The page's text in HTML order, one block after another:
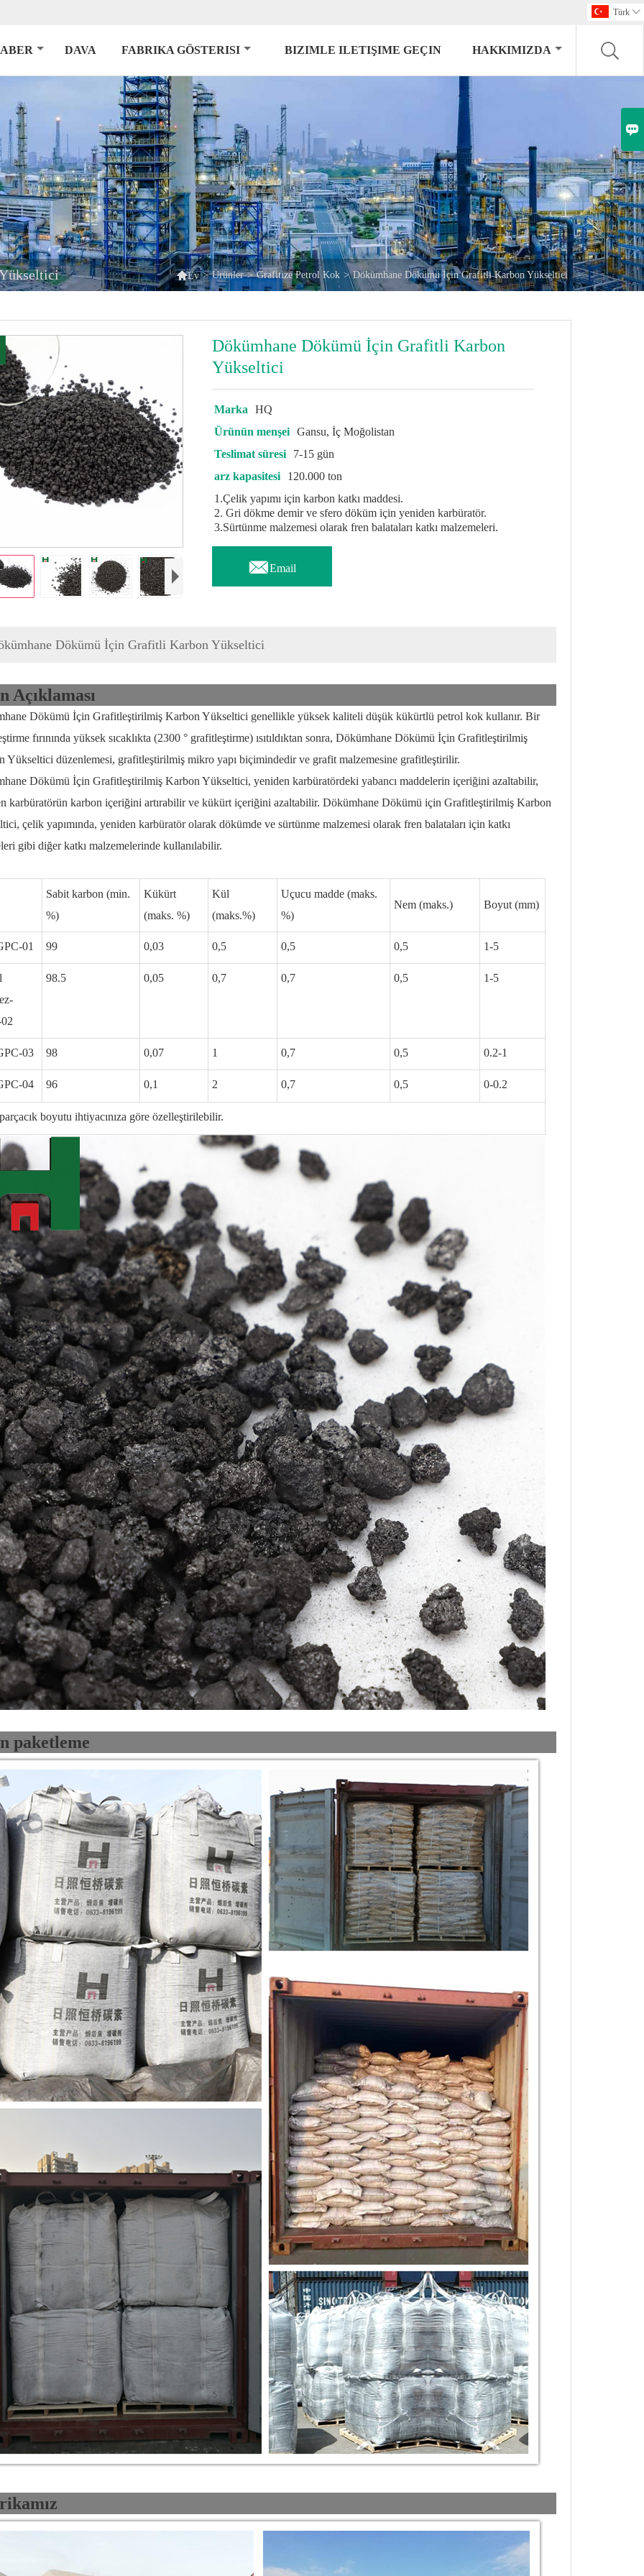
Türk 
DAVA FABRIKA GÖSTERISI BIZIMLE ILETIŞIME GEÇIN HAKKIMIZDA
Ev > Ürünler > Grafitize Petrol Kok > Dökümhane Dökümü İçin Grafitli Karbon Yükseltici
Dökümhane Dökümü İçin Grafitli Karbon
Yükseltici
Marka
HQ
Ürünün menşei
Gansu, İç Moğolistan
Teslimat süresi
7-15 gün
arz kapasitesi
120.000 ton
1.Çelik yapımı için karbon katkı maddesi.
2. Gri dökme demir ve sfero döküm için yeniden karbüratör.
3.Sürtünme malzemesi olarak fren balataları katkı malzemeleri.
Email
Dökümü İçin Grafitli Karbon Yükseltici
Açıklaması
Dökümü İçin Grafitleştirilmiş Karbon Yükseltici genellikle yüksek kaliteli düşük kükürtlü petrol kok kullanır. Bir
fırınında yüksek sıcaklıkta (2300 ° grafitleştirme) ısıtıldıktan sonra, Dökümhane Dökümü İçin Grafitleştirilmiş
Yükseltici düzenlemesi, grafitleştirilmiş mikro yapı biçimindedir ve grafit malzemesine grafitleştirilir.
Dökümü İçin Grafitleştirilmiş Karbon Yükseltici, yeniden karbüratördeki yabancı maddelerin içeriğini azaltabilir,
karbüratörün karbon içeriğini artırabilir ve kükürt içeriğini azaltabilir. Dökümhane Dökümü için Grafitleştirilmiş Karbon
çelik yapımında, yeniden karbüratör olarak dökümde ve sürtünme malzemesi olarak fren balataları için katkı
gibi diğer katkı malzemelerinde kullanılabilir.
Sabit karbon (min.
%)
Kükürt
(maks. %)
Kül
(maks.%)
Uçucu madde (maks.
%)
Nem (maks.) Boyut (mm)
01 99 0,03 0,5 0,5 0,5 1-5
98.5 0,05 0,7 0,7 0,5 1-5
03 98 0,07 1 0,7 0,5 0.2-1
04 96 0,1 2 0,7 0,5 0-0.2
boyutu ihtiyacınıza göre özelleştirilebilir.
paketleme
